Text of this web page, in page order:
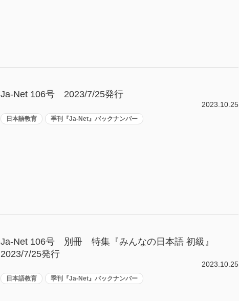
Ja-Net 106号 2023/7/25発行
2023.10.25
日本語教育 季刊『Ja-Net』バックナンバー
Ja-Net 106号 別冊 特集『みんなの日本語 初級』
2023/7/25発行
2023.10.25
日本語教育 季刊『Ja-Net』バックナンバー